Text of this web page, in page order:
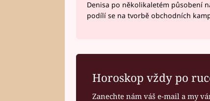
Denisa po několikaletém působení
podílí se na tvorbě obchodních
Horoskop vždy po
Zanechte nám váš e-mail a my